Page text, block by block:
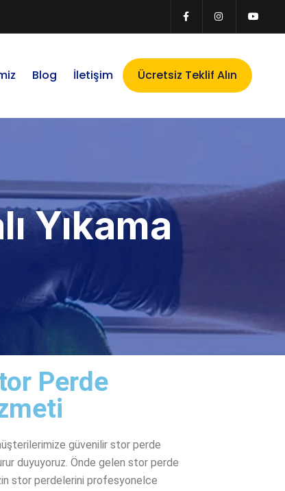
Blog İletişim Ücretsiz Teklif Alın
Yıkama
Perde
güvenilir stor perde
duyuyoruz. Önde gelen stor perde
stor perdelerini profesyonelce